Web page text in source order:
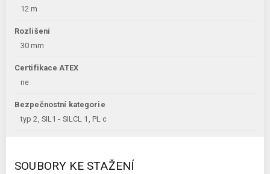
12 m
Rozlišení
30 mm
Certifikace ATEX
ne
Bezpečnostní kategorie
typ 2, SIL1 - SILCL 1, PL c
SOUBORY KE STAŽENÍ